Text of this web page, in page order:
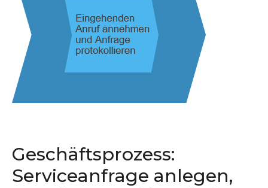
Geschäftsprozess:
Serviceanfrage anlegen,